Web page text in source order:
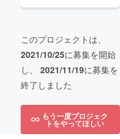
このプロジェクトは、
2021/10/25に募集を開始
し、 2021/11/19に募集を
終了しました
もう一度プロジェク
トをやってほしい